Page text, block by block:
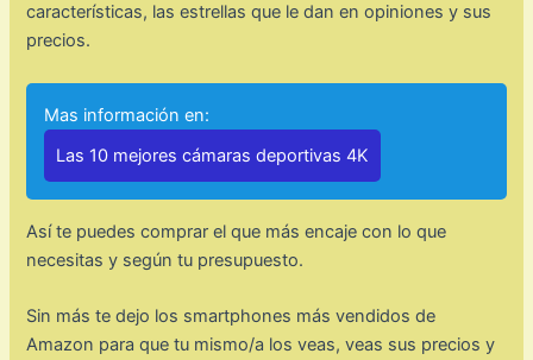
características, las estrellas que le dan en opiniones y sus
precios.
Mas información en:
Las 10 mejores cámaras deportivas 4K
Así te puedes comprar el que más encaje con lo que
necesitas y según tu presupuesto.
Sin más te dejo los smartphones más vendidos de
Amazon para que tu mismo/a los veas, veas sus precios y